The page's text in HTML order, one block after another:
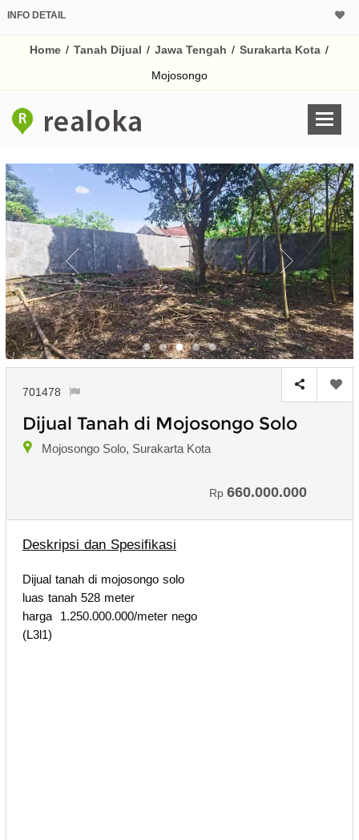
INFO DETAIL
Home / Tanah Dijual / Jawa Tengah / Surakarta Kota /
Mojosongo
701478
Dijual Tanah di Mojosongo Solo
Mojosongo Solo, Surakarta Kota
Rp 660.000.000
Deskripsi dan Spesifikasi
Dijual tanah di mojosongo solo
luas tanah 528 meter
harga 1.250.000.000/meter nego
(L3l1)
% /th
Untuk hasil simulasi
pada kotak-
Simpan